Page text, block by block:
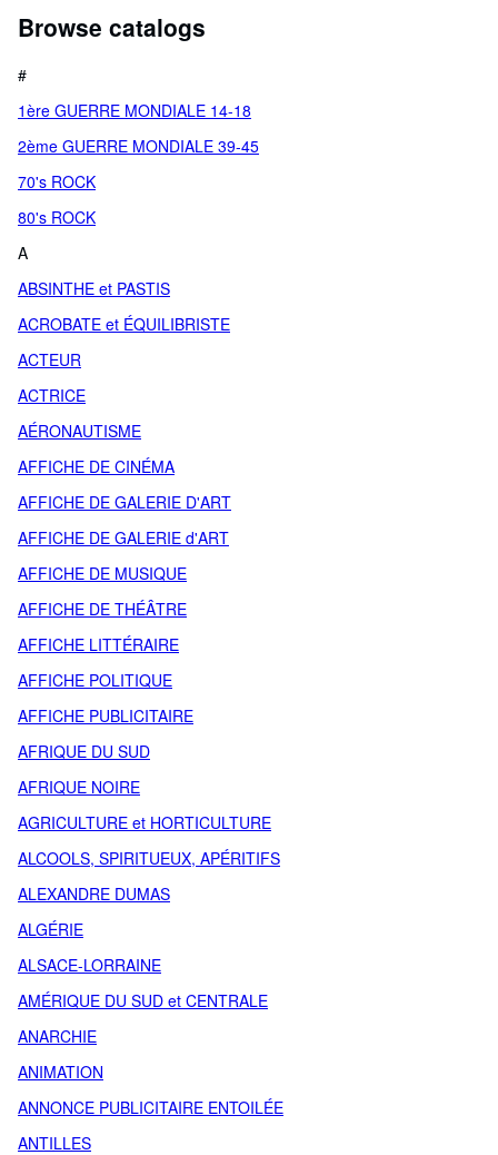
US original PALACE 777 Mono
Browse catalogs
#
1ère GUERRE MONDIALE 14-18
2ème GUERRE MONDIALE 39-45
70's ROCK
80's ROCK
A
ABSINTHE et PASTIS
ACROBATE et ÉQUILIBRISTE
ACTEUR
ACTRICE
AÉRONAUTISME
AFFICHE DE CINÉMA
AFFICHE DE GALERIE D'ART
AFFICHE DE GALERIE d'ART
AFFICHE DE MUSIQUE
AFFICHE DE THÉÂTRE
AFFICHE LITTÉRAIRE
AFFICHE POLITIQUE
AFFICHE PUBLICITAIRE
AFRIQUE DU SUD
AFRIQUE NOIRE
AGRICULTURE et HORTICULTURE
ALCOOLS, SPIRITUEUX, APÉRITIFS
ALEXANDRE DUMAS
ALGÉRIE
ALSACE-LORRAINE
AMÉRIQUE DU SUD et CENTRALE
ANARCHIE
ANIMATION
ANNONCE PUBLICITAIRE ENTOILÉE
ANTILLES